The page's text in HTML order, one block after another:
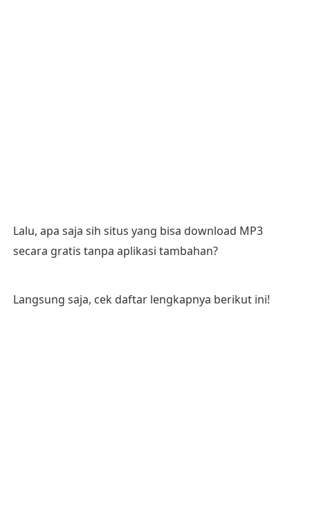
Lalu, apa saja sih situs yang bisa download MP3
secara gratis tanpa aplikasi tambahan?
Langsung saja, cek daftar lengkapnya berikut ini!